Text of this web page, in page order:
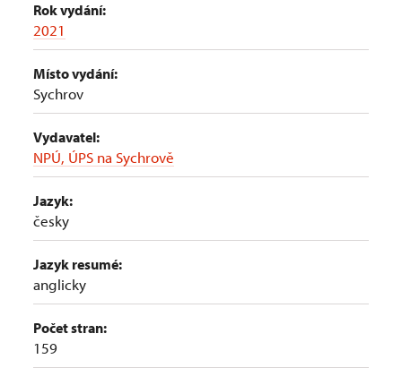
Rok vydání:
2021
Místo vydání:
Sychrov
Vydavatel:
NPÚ, ÚPS na Sychrově
Jazyk:
česky
Jazyk resumé:
anglicky
Počet stran:
159